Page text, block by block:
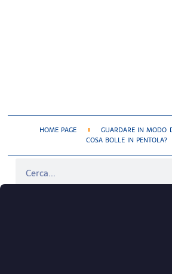
HOME PAGE GUARDARE IN MODO
COSA BOLLE IN PENTOLA?